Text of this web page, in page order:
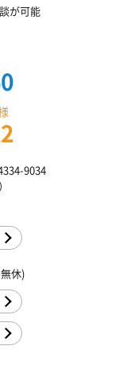
が可能
9034
休)